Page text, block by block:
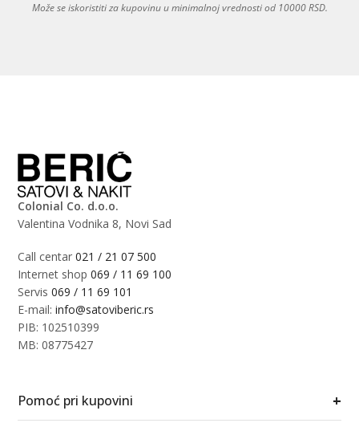
Može se iskoristiti za kupovinu u minimalnoj vrednosti od 10000 RSD.
Colonial Co. d.o.o.
Valentina Vodnika 8, Novi Sad
Call centar021 / 21 07 500
Internet shop069 / 11 69 100
Servis069 / 11 69 101
E-mail:info@satoviberic.rs
PIB: 102510399
MB: 08775427
Pomoć pri kupovini +